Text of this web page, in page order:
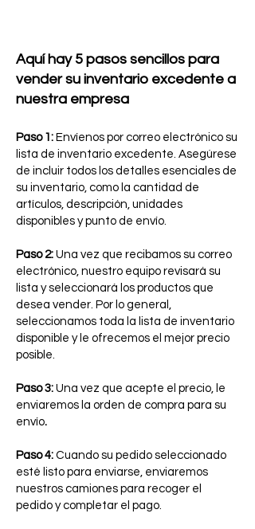
Aquí hay 5 pasos sencillos para
vender su inventario excedente a
nuestra empresa
Paso 1: Envíenos por correo electrónico su
lista de inventario excedente. Asegúrese
de incluir todos los detalles esenciales de
su inventario, como la cantidad de
artículos, descripción, unidades
disponibles y punto de envío.
Paso 2: Una vez que recibamos su correo
electrónico, nuestro equipo revisará su
lista y seleccionará los productos que
desea vender. Por lo general,
seleccionamos toda la lista de inventario
disponible y le ofrecemos el mejor precio
posible.
Paso 3: Una vez que acepte el precio, le
enviaremos la orden de compra para su
envío.
Paso 4: Cuando su pedido seleccionado
esté listo para enviarse, enviaremos
nuestros camiones para recoger el
pedido y completar el pago.